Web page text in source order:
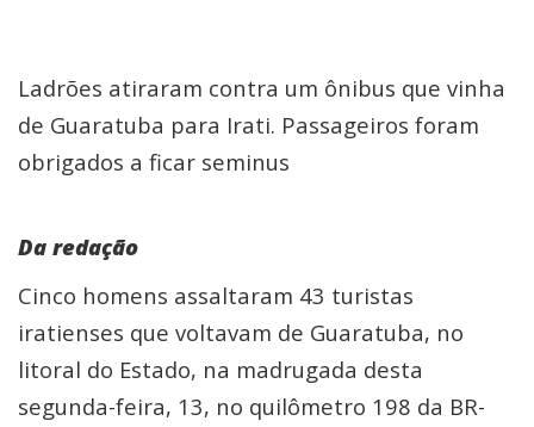
Ladrões atiraram contra um ônibus que vinha
de Guaratuba para Irati. Passageiros foram
obrigados a ficar seminus
Da redação
Cinco homens assaltaram 43 turistas
iratienses que voltavam de Guaratuba, no
litoral do Estado, na madrugada desta
segunda-feira, 13, no quilômetro 198 da BR-